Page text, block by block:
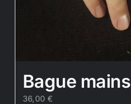
Bague mains
36,00€